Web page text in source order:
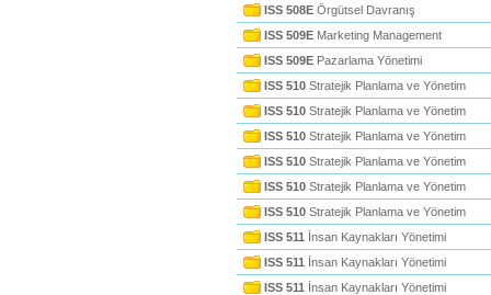
ISS 508E Örgütsel Davranış
ISS 509E Marketing Management
ISS 509E Pazarlama Yönetimi
ISS 510 Stratejik Planlama ve Yönetim
ISS 510 Stratejik Planlama ve Yönetim
ISS 510 Stratejik Planlama ve Yönetim
ISS 510 Stratejik Planlama ve Yönetim
ISS 510 Stratejik Planlama ve Yönetim
ISS 510 Stratejik Planlama ve Yönetim
ISS 511 İnsan Kaynakları Yönetimi
ISS 511 İnsan Kaynakları Yönetimi
ISS 511 İnsan Kaynakları Yönetimi